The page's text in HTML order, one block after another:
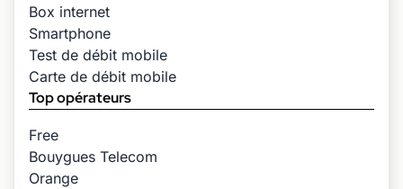
Box internet
Smartphone
Test de débit mobile
Carte de débit mobile
Top opérateurs
Free
Bouygues Telecom
Orange